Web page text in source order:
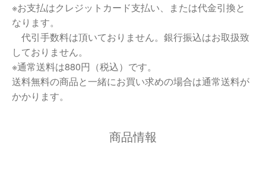
※お支払はクレジットカード支払い、または代金引換と
なります。
代引手数料は頂いておりません。銀行振込はお取扱致
しておりません。
※通常送料は880円（税込）です。
送料無料の商品と一緒にお買い求めの場合は通常送料が
かかります。
商品情報